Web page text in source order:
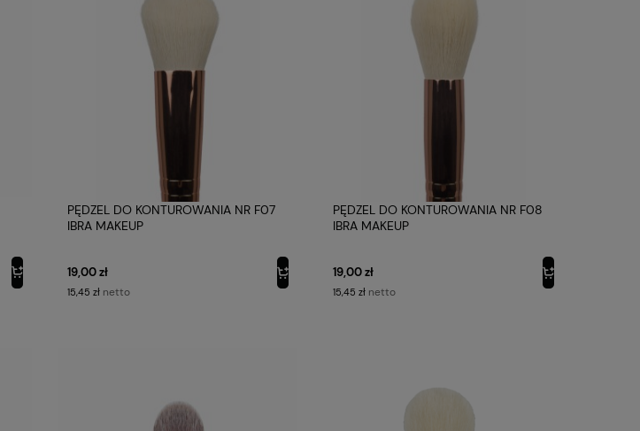
PĘDZEL DO KONTUROWANIA NR F07
IBRA MAKEUP
19,00 zł
15,45 zł netto
PĘDZEL DO KONTUROWANIA NR F08
IBRA MAKEUP
19,00 zł
15,45 zł netto